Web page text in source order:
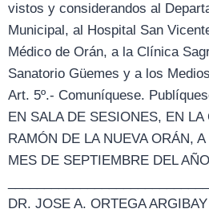
vistos y considerandos al
Municipal, al Hospital San
Médico de Orán, a la Clínica
Sanatorio Güemes y a los
Art. 5º.- Comuníquese.
EN SALA DE SESIONES, EN LA
RAMÓN DE LA NUEVA ORÁN,
MES DE SEPTIEMBRE DEL
DR. JOSE A. ORTEGA